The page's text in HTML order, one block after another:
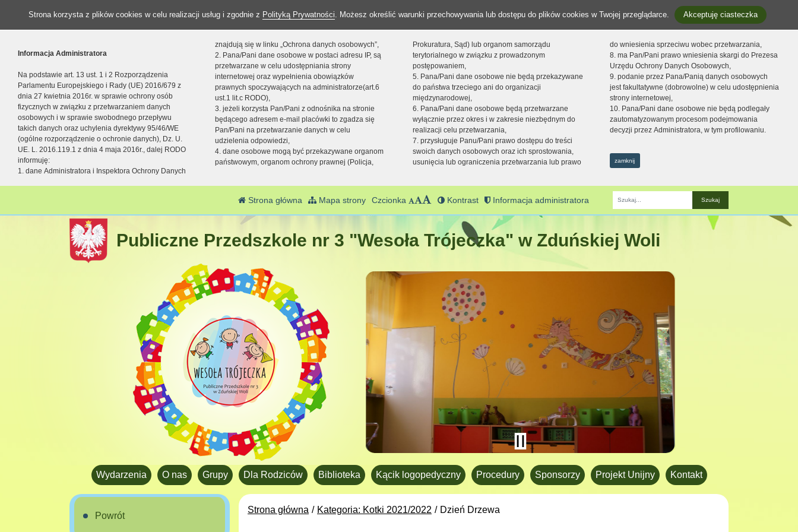
Strona korzysta z plików cookies w celu realizacji usług i zgodnie z Polityką Prywatności. Możesz określić warunki przechowywania lub dostępu do plików cookies w Twojej przeglądarce. Akceptuję ciasteczka
Informacja Administratora
Na podstawie art. 13 ust. 1 i 2 Rozporządzenia
Parlamentu Europejskiego i Rady (UE) 2016/679 z
dnia 27 kwietnia 2016r. w sprawie ochrony osób
fizycznych w związku z przetwarzaniem danych
osobowych i w sprawie swobodnego przepływu
takich danych oraz uchylenia dyrektywy 95/46/WE
(ogólne rozporządzenie o ochronie danych), Dz. U.
UE. L. 2016.119.1 z dnia 4 maja 2016r., dalej RODO
informuję:
1. dane Administratora i Inspektora Ochrony Danych
znajdują się w linku „Ochrona danych osobowych”,
2. Pana/Pani dane osobowe w postaci adresu IP, są
przetwarzane w celu udostępniania strony
internetowej oraz wypełnienia obowiązków
prawnych spoczywających na administratorze(art.6
ust.1 lit.c RODO),
3. jeżeli korzysta Pan/Pani z odnośnika na stronie
będącego adresem e-mail placówki to zgadza się
Pan/Pani na przetwarzanie danych w celu
udzielenia odpowiedzi,
4. dane osobowe mogą być przekazywane organom
państwowym, organom ochrony prawnej (Policja,
Prokuratura, Sąd) lub organom samorządu
terytorialnego w związku z prowadzonym
postępowaniem,
5. Pana/Pani dane osobowe nie będą przekazywane
do państwa trzeciego ani do organizacji
międzynarodowej,
6. Pana/Pani dane osobowe będą przetwarzane
wyłącznie przez okres i w zakresie niezbędnym do
realizacji celu przetwarzania,
7. przysługuje Panu/Pani prawo dostępu do treści
swoich danych osobowych oraz ich sprostowania,
usunięcia lub ograniczenia przetwarzania lub prawo
do wniesienia sprzeciwu wobec przetwarzania,
8. ma Pan/Pani prawo wniesienia skargi do Prezesa
Urzędu Ochrony Danych Osobowych,
9. podanie przez Pana/Panią danych osobowych
jest fakultatywne (dobrowolne) w celu udostępnienia
strony internetowej,
10. Pana/Pani dane osobowe nie będą podlegały
zautomatyzowanym procesom podejmowania
decyzji przez Administratora, w tym profilowaniu.
zamknij
Strona główna Mapa strony Czcionka Kontrast Informacja administratora
Fraza
Publiczne Przedszkole nr 3 "Wesoła Trójeczka" w Zduńskiej Woli
Wydarzenia O nas Grupy Dla Rodziców Biblioteka Kącik logopedyczny Procedury Sponsorzy Projekt Unijny Kontakt
Strona główna Kategoria: Kotki 2021/2022 Dzień Drzewa
Powrót